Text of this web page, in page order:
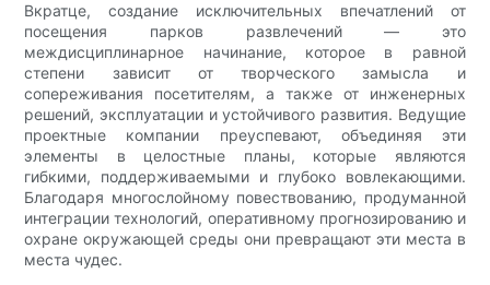
Вкратце, создание исключительных впечатлений от
посещения парков развлечений — это
междисциплинарное начинание, которое в равной
степени зависит от творческого замысла и
сопереживания посетителям, а также от инженерных
решений, эксплуатации и устойчивого развития. Ведущие
проектные компании преуспевают, объединяя эти
элементы в целостные планы, которые являются
гибкими, поддерживаемыми и глубоко вовлекающими.
Благодаря многослойному повествованию, продуманной
интеграции технологий, оперативному прогнозированию и
охране окружающей среды они превращают эти места в
места чудес.